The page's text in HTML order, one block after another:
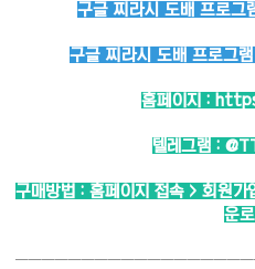
구글 찌라시 도배 프로
구글 찌라시 도배 프로그
홈페이지 :
텔레그램 :
구매방법 : 홈페이지 접속 > 회원가
운